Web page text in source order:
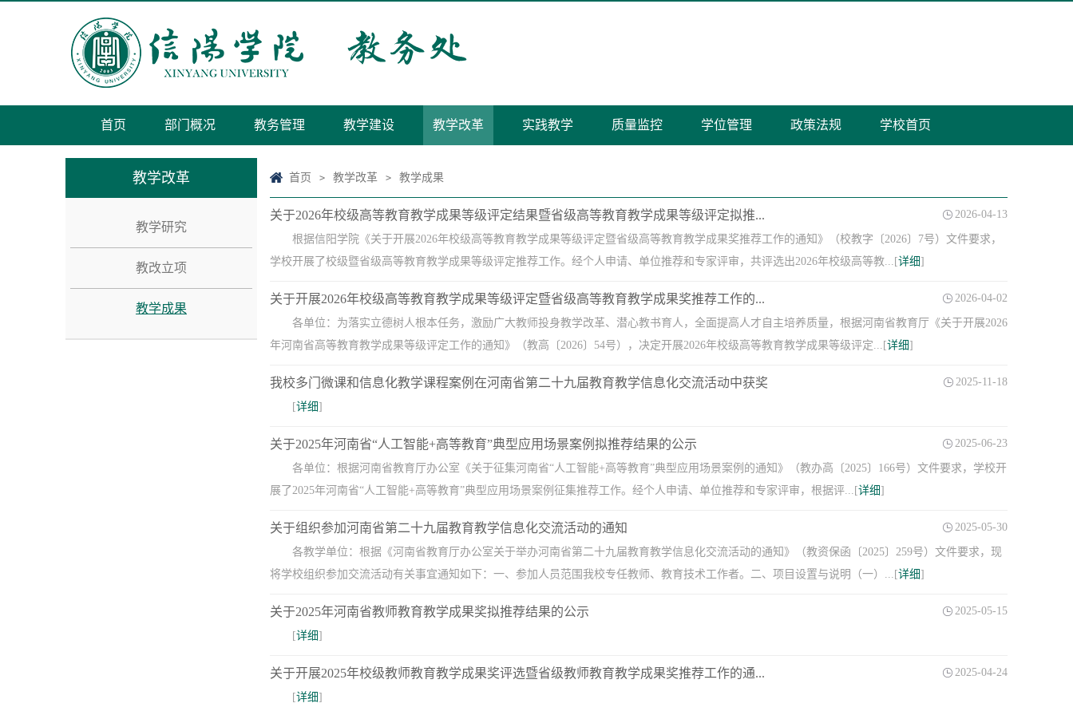
首页 部门概况 教务管理 教学建设 教学改革 实践教学 质量监控 学位管理 政策法规 学校首页
教学改革
教学研究
教改立项
教学成果
首页 > 教学改革 > 教学成果
关于2026年校级高等教育教学成果等级评定结果暨省级高等教育教学成果等级评定拟推... 2026-04-13
根据信阳学院《关于开展2026年校级高等教育教学成果等级评定暨省级高等教育教学成果奖推荐工作的通知》（校教字〔2026〕7号）文件要求，
学校开展了校级暨省级高等教育教学成果等级评定推荐工作。经个人申请、单位推荐和专家评审，共评选出2026年校级高等教...[详细]
关于开展2026年校级高等教育教学成果等级评定暨省级高等教育教学成果奖推荐工作的... 2026-04-02
各单位：为落实立德树人根本任务，激励广大教师投身教学改革、潜心教书育人，全面提高人才自主培养质量，根据河南省教育厅《关于开展2026
年河南省高等教育教学成果等级评定工作的通知》（教高〔2026〕54号），决定开展2026年校级高等教育教学成果等级评定...[详细]
我校多门微课和信息化教学课程案例在河南省第二十九届教育教学信息化交流活动中获奖 2025-11-18
[详细]
关于2025年河南省“人工智能+高等教育”典型应用场景案例拟推荐结果的公示 2025-06-23
​各单位：根据河南省教育厅办公室《关于征集河南省“人工智能+高等教育”典型应用场景案例的通知》（教办高〔2025〕166号）文件要求，学校开
展了2025年河南省“人工智能+高等教育”典型应用场景案例征集推荐工作。经个人申请、单位推荐和专家评审，根据评...[详细]
关于组织参加河南省第二十九届教育教学信息化交流活动的通知 2025-05-30
各教学单位：根据《河南省教育厅办公室关于举办河南省第二十九届教育教学信息化交流活动的通知》（教资保函〔2025〕259号）文件要求，现
将学校组织参加交流活动有关事宜通知如下：一、参加人员范围我校专任教师、教育技术工作者。二、项目设置与说明（一）...[详细]
关于2025年河南省教师教育教学成果奖拟推荐结果的公示 2025-05-15
[详细]
关于开展2025年校级教师教育教学成果奖评选暨省级教师教育教学成果奖推荐工作的通... 2025-04-24
[详细]